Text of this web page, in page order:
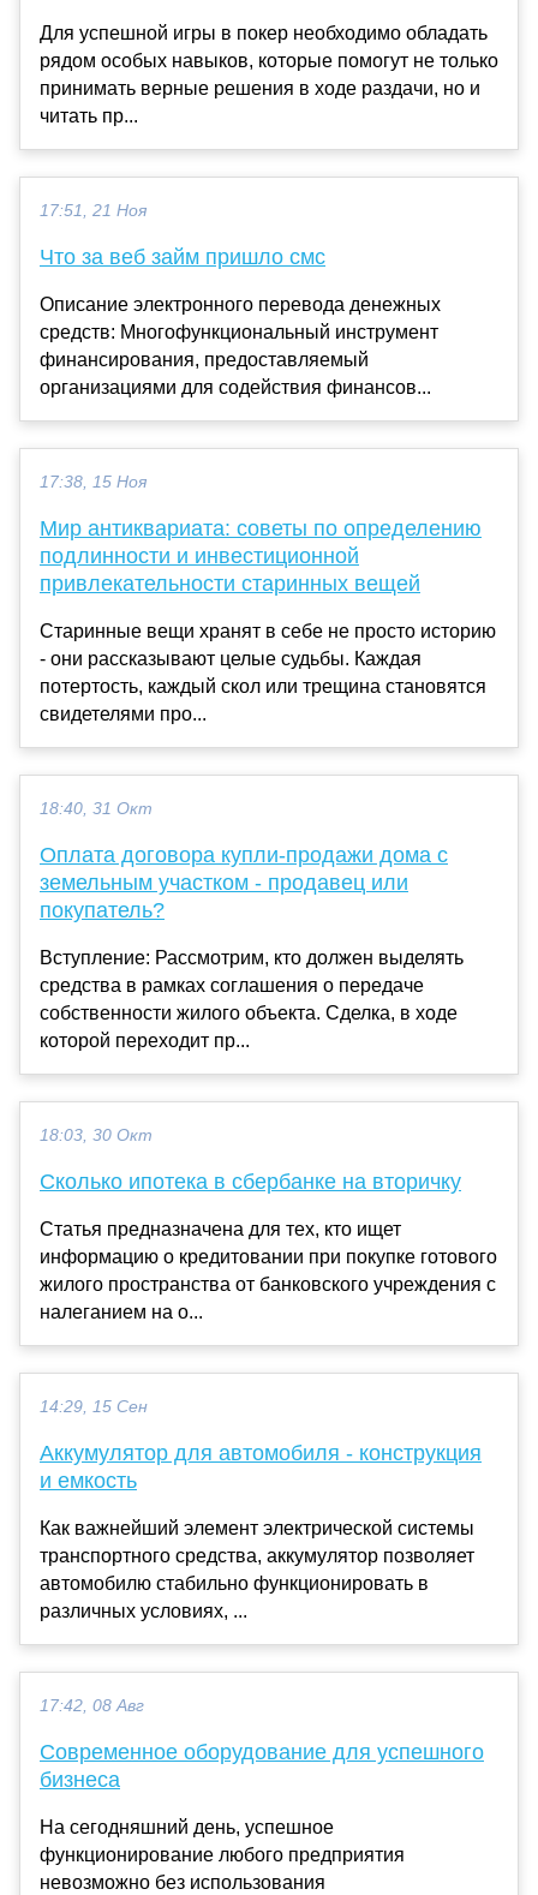
Для успешной игры в покер необходимо обладать
рядом особых навыков, которые помогут не только
принимать верные решения в ходе раздачи, но и
читать пр...
17:51, 21 Ноя
Что за веб займ пришло смс
Описание электронного перевода денежных
средств: Многофункциональный инструмент
финансирования, предоставляемый
организациями для содействия финансов...
17:38, 15 Ноя
Мир антиквариата: советы по определению
подлинности и инвестиционной
привлекательности старинных вещей
Старинные вещи хранят в себе не просто историю
- они рассказывают целые судьбы. Каждая
потертость, каждый скол или трещина становятся
свидетелями про...
18:40, 31 Окт
Оплата договора купли-продажи дома с
земельным участком - продавец или
покупатель?
Вступление: Рассмотрим, кто должен выделять
средства в рамках соглашения о передаче
собственности жилого объекта. Сделка, в ходе
которой переходит пр...
18:03, 30 Окт
Сколько ипотека в сбербанке на вторичку
Статья предназначена для тех, кто ищет
информацию о кредитовании при покупке готового
жилого пространства от банковского учреждения с
налеганием на о...
14:29, 15 Сен
Аккумулятор для автомобиля - конструкция
и емкость
Как важнейший элемент электрической системы
транспортного средства, аккумулятор позволяет
автомобилю стабильно функционировать в
различных условиях, ...
17:42, 08 Авг
Современное оборудование для успешного
бизнеса
На сегодняшний день, успешное
функционирование любого предприятия
невозможно без использования